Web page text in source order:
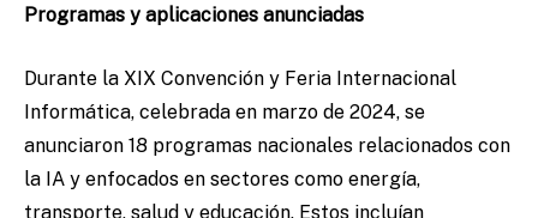
Programas y aplicaciones anunciadas
Durante la XIX Convención y Feria Internacional
Informática, celebrada en marzo de 2024, se
anunciaron 18 programas nacionales relacionados con
la IA y enfocados en sectores como energía,
transporte, salud y educación. Estos incluían